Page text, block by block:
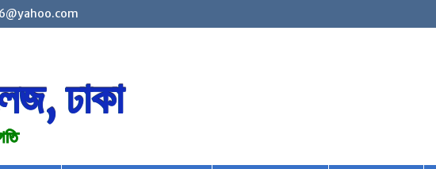
ঢাকা